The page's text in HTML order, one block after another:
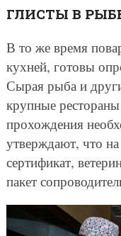
ГЛИСТЫ В
В то же время
кухней, готовы
Сырая рыба и
крупные
прохождения
утверждают, что
сертификат,
пакет